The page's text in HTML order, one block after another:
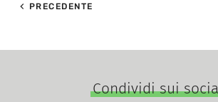
PRECEDENTE
Condividi sui